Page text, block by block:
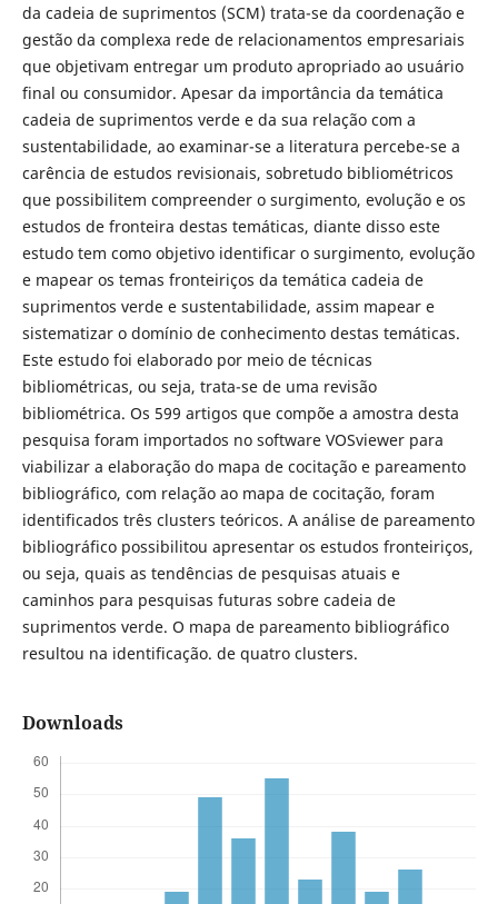
da cadeia de suprimentos (SCM) trata-se da coordenação e
gestão da complexa rede de relacionamentos empresariais
que objetivam entregar um produto apropriado ao usuário
final ou consumidor. Apesar da importância da temática
cadeia de suprimentos verde e da sua relação com a
sustentabilidade, ao examinar-se a literatura percebe-se a
carência de estudos revisionais, sobretudo bibliométricos
que possibilitem compreender o surgimento, evolução e os
estudos de fronteira destas temáticas, diante disso este
estudo tem como objetivo identificar o surgimento, evolução
e mapear os temas fronteiriços da temática cadeia de
suprimentos verde e sustentabilidade, assim mapear e
sistematizar o domínio de conhecimento destas temáticas.
Este estudo foi elaborado por meio de técnicas
bibliométricas, ou seja, trata-se de uma revisão
bibliométrica. Os 599 artigos que compõe a amostra desta
pesquisa foram importados no software VOSviewer para
viabilizar a elaboração do mapa de cocitação e pareamento
bibliográfico, com relação ao mapa de cocitação, foram
identificados três clusters teóricos. A análise de pareamento
bibliográfico possibilitou apresentar os estudos fronteiriços,
ou seja, quais as tendências de pesquisas atuais e
caminhos para pesquisas futuras sobre cadeia de
suprimentos verde. O mapa de pareamento bibliográfico
resultou na identificação. de quatro clusters.
Downloads